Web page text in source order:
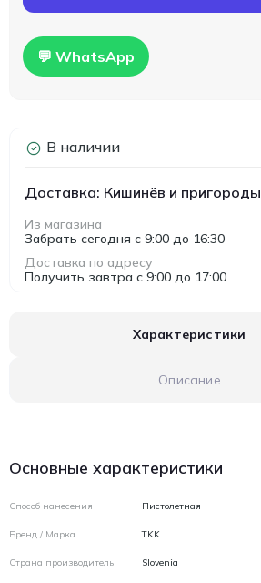
💬 WhatsApp
В наличии
Доставка: Кишинёв и пригороды
Из магазина
Забрать сегодня с 9:00 до 16:30
Доставка по адресу
Получить завтра с 9:00 до 17:00
Характеристики
Описание
Основные характеристики
Способ нанесения Пистолетная
Бренд / Марка TKK
Страна производитель Slovenia